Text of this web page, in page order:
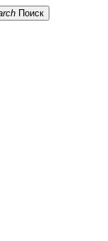
Поиск